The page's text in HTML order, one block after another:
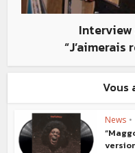
“J’aimerais
Vous
News •